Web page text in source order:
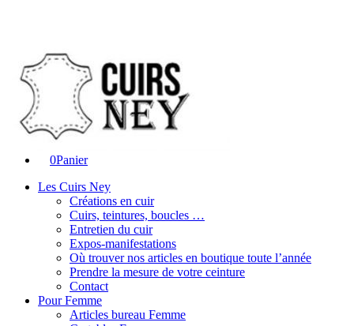
0Panier
Les Cuirs Ney
Créations en cuir
Cuirs, teintures, boucles …
Entretien du cuir
Expos-manifestations
Où trouver nos articles en boutique toute l’année
Prendre la mesure de votre ceinture
Contact
Pour Femme
Articles bureau Femme